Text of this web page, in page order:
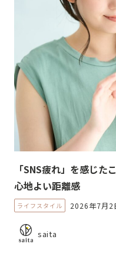
「SNS疲れ」を感じ
心地よい距離感
ライフスタイル 2026年7月2
saita